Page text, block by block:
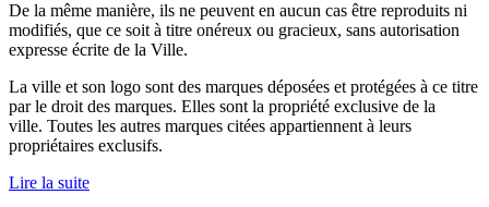
De la même manière, ils ne peuvent en aucun cas être reproduits ni
modifiés, que ce soit à titre onéreux ou gracieux, sans autorisation
expresse écrite de la Ville.
La ville et son logo sont des marques déposées et protégées à ce titre
par le droit des marques. Elles sont la propriété exclusive de la
ville. Toutes les autres marques citées appartiennent à leurs
propriétaires exclusifs.
Lire la suite